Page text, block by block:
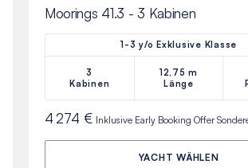
Moorings 41.3 - 3 Kabinen
1-3 y/o Exklusive Klasse
3
Kabinen
12,75 m
Länge
4 274 € Inklusive Early Booking Offer
YACHT WÄHLEN